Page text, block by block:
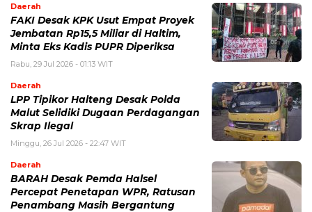
Daerah
FAKI Desak KPK Usut Empat Proyek
Jembatan Rp15,5 Miliar di Haltim,
Minta Eks Kadis PUPR Diperiksa
Rabu, 29 Jul 2026 - 01:13 WIT
Daerah
LPP Tipikor Halteng Desak Polda
Malut Selidiki Dugaan Perdagangan
Skrap Ilegal
Minggu, 26 Jul 2026 - 22:47 WIT
Daerah
BARAH Desak Pemda Halsel
Percepat Penetapan WPR, Ratusan
Penambang Masih Bergantung